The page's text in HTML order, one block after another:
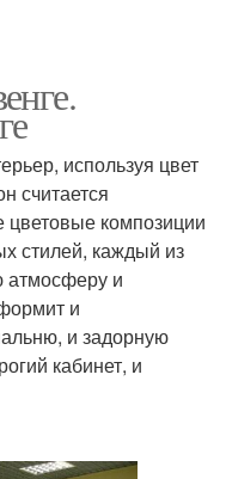
используя цвет
считается
композиции
стилей, каждый из
атмосферу и
и
и задорную
кабинет, и